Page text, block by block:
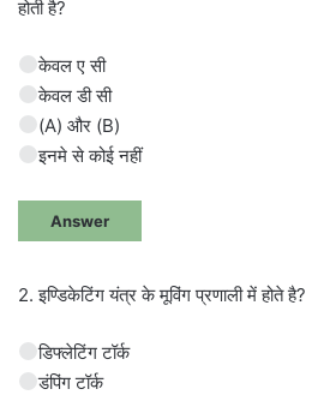
होती है?
केवल ए सी
केवल डी सी
(A) और (B)
इनमे से कोई नहीं
Answer
2. इण्डिकेटिंग यंत्र के मूविंग प्रणाली में होते है?
डिफ्लेटिंग टॉर्क
डंपिंग टॉर्क